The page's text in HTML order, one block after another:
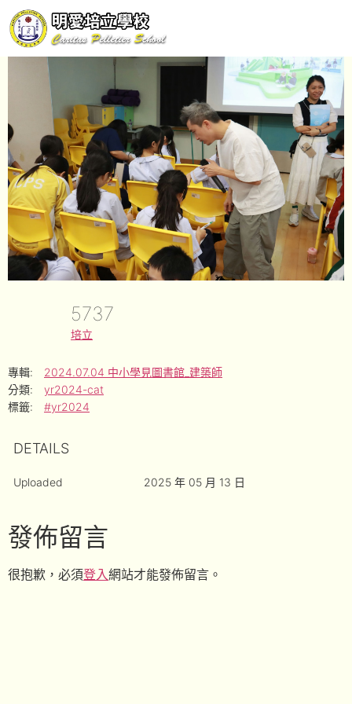
5737
培立
專輯:
2024.07.04 中小學見圖書館_建築師
分類:
yr2024-cat
標籤:
#yr2024
DETAILS
Uploaded 2025 年 05 月 13 日
發佈留言
很抱歉，必須登入網站才能發佈留言。